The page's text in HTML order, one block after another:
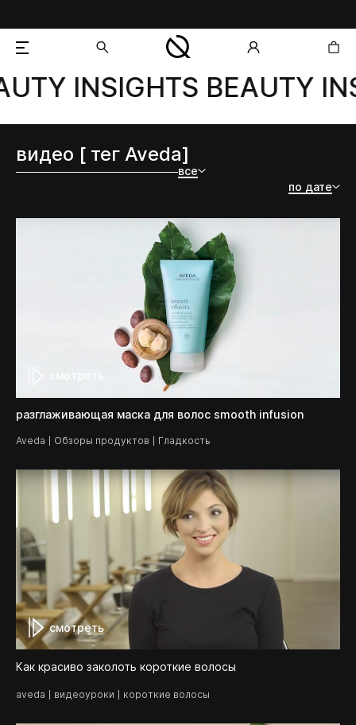
добавлен в корзину
INSIGHTS BEAUTY
все
видео [ тег Aveda]
по дате
смотреть
разглаживающая маска для волос smooth infusion
Aveda Обзоры продуктов Гладкость
смотреть
Как красиво заколоть короткие волосы
aveda видеоуроки короткие волосы